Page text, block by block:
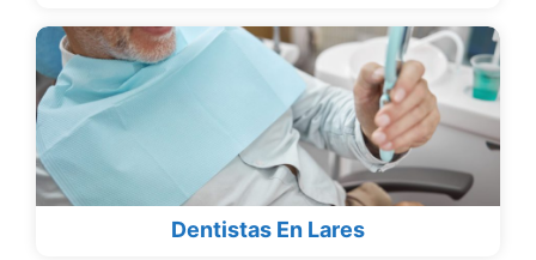
Dentistas En Lares